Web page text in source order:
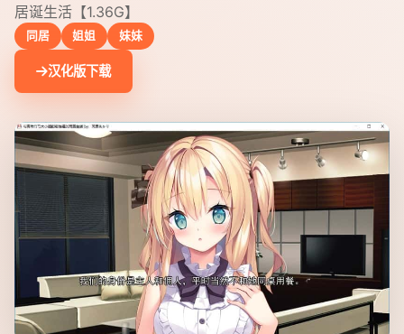
居诞生活【1.36G】
同居 姐姐 妹妹
汉化版下载